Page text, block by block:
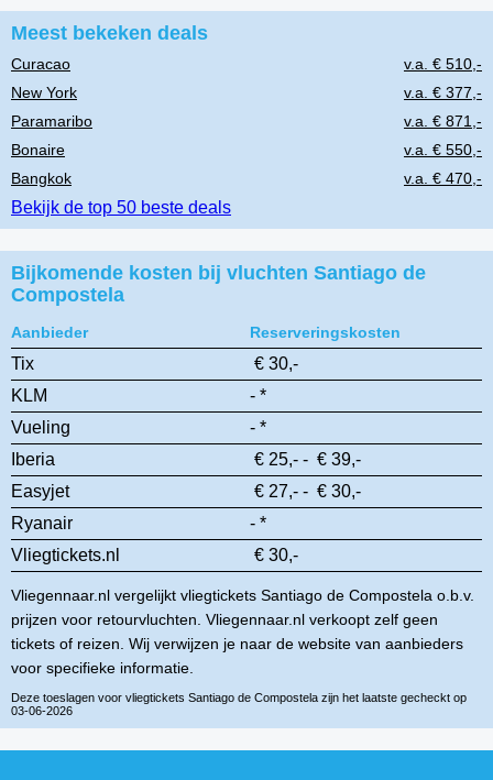
Meest bekeken deals
Curacao
v.a. € 510,-
New York
v.a. € 377,-
Paramaribo
v.a. € 871,-
Bonaire
v.a. € 550,-
Bangkok
v.a. € 470,-
Bekijk de top 50 beste deals
Bijkomende kosten bij vluchten Santiago de
Compostela
Aanbieder Reserveringskosten
Tix
€ 30,-
KLM
- *
Vueling
- *
Iberia
€ 25,- - € 39,-
Easyjet
€ 27,- - € 30,-
Ryanair
- *
Vliegtickets.nl
€ 30,-
Vliegennaar.nl vergelijkt vliegtickets Santiago de Compostela o.b.v.
prijzen voor retourvluchten. Vliegennaar.nl verkoopt zelf geen
tickets of reizen. Wij verwijzen je naar de website van aanbieders
voor specifieke informatie.
Deze toeslagen voor vliegtickets Santiago de Compostela zijn het laatste gecheckt op
03-06-2026